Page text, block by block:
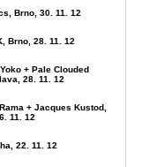
Brno, 30. 11. 12
Brno, 28. 11. 12
+ Pale Clouded
28. 11. 12
+ Jacques Kustod,
11. 12
22. 11. 12